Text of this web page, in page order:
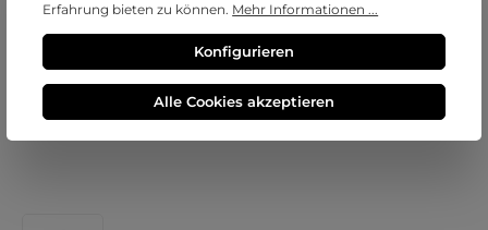
Erfahrung bieten zu können. Mehr Informationen ...
Konfigurieren
Alle Cookies akzeptieren